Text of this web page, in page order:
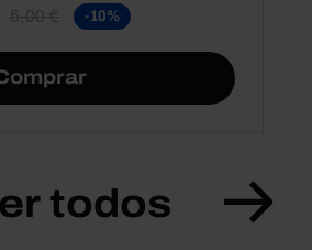
5,00 € -10%
todos